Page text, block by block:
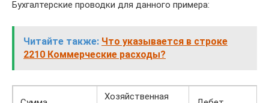
Бухгалтерские проводки для данного примера:
Читайте также: Что указывается в строке
2210 Коммерческие расходы?
Хозяйственная